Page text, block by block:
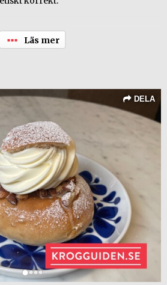
på Frida på Drottninggatan så blir
DELA